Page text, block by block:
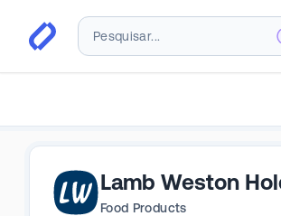
Lamb Weston
Food Products